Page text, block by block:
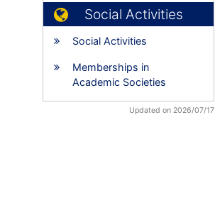
Social Activities
Social Activities
Memberships in
Academic Societies
Updated on 2026/07/17